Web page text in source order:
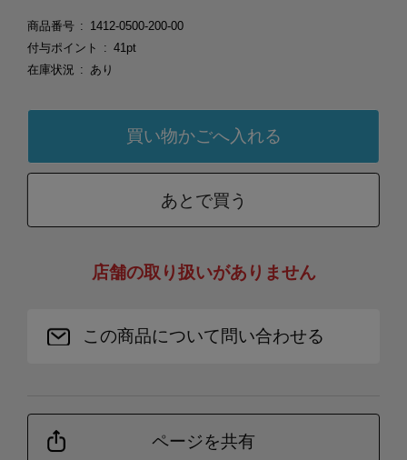
商品番号
1412-0500-200-00
付与ポイント
41pt
在庫状況
あり
あとで買う
店舗の取り扱いがありません
この商品について問い合わせる
ページを共有